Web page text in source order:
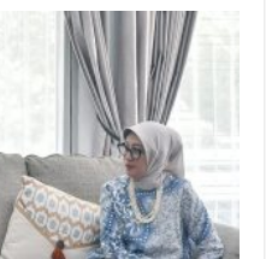
Audiensi
Sakinah
Fest
2025,
Ketua
PKK
NTB
Sinta
Agathia
Ajak
Kolaborasi
Entaskan
Perkawinan
Usia
Anak